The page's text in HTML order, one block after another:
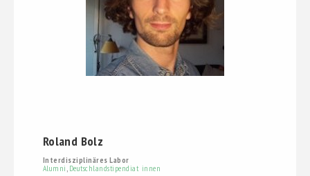
Roland Bolz
Interdisziplinäres Labor
Alumni , Deutschlandstipendiat_innen